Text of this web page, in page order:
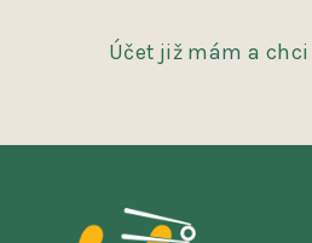
Účet již mám a